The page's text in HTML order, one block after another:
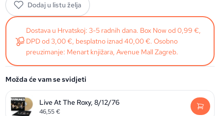
Dodaj u listu želja
Dostava u Hrvatskoj: 3-5 radnih dana. Box Now od 0,99 €,
DPD od 3,00 €, besplatno iznad 40,00 €. Osobno
preuzimanje: Menart knjižara, Avenue Mall Zagreb.
Možda će vam se svidjeti
Live At The Roxy, 8/12/76
46,55€